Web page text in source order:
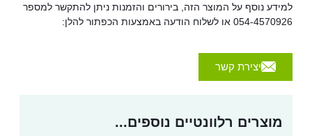
למידע נוסף על המוצר הזה, בירורים והזמנות ניתן להתקשר למספר
054-4570926 או לשלוח הודעה באמצעות הכפתור להלן:
יצירת קשר
מוצרים רלוונטיים נוספים...